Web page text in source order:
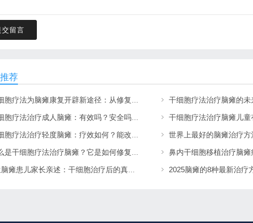
交留言
荐
干细胞疗法为脑瘫康复开辟新途径：从修复损伤到重塑希望
干细胞疗法治疗成人脑瘫：有效吗？安全吗？能改善哪些症状？
干细胞疗法治疗轻度脑瘫：疗效如何？能改善哪些症状？
什么是干细胞疗法治疗脑瘫？它是如何修复受损大脑的？
4位脑瘫患儿家长亲述：干细胞治疗后的真实改变与心路历程